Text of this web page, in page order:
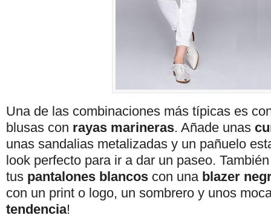
Una de las combinaciones más típicas es
blusas con rayas marineras. Añade unas
unas sandalias metalizadas y un pañuelo
look perfecto para ir a dar un paseo.
tus pantalones blancos con una blazer
con un print o logo, un sombrero y unos
tendencia!